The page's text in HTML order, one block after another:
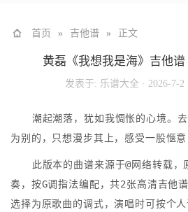
首页 » 吉他谱 » 正文
黄磊《我想我是海》吉他
发表于: 乐谱大全· 2026-7-2
潮起潮落，犹如我惆怅的心境。
为别的，只想漫步其上，感受一股惬意
此版本的曲谱来源于@网络转载
奏，按G调指法编配，共2张高清吉他
选择为原歌曲的调式，演唱时可按个